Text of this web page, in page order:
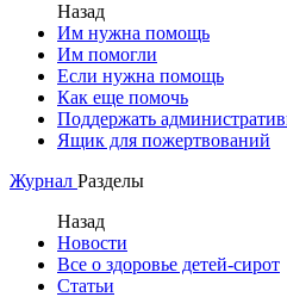
Назад
Им нужна помощь
Им помогли
Если нужна помощь
Как еще помочь
Поддержать
Ящик для пожертвований
Журнал Разделы
Назад
Новости
Все о здоровье детей-сирот
Статьи